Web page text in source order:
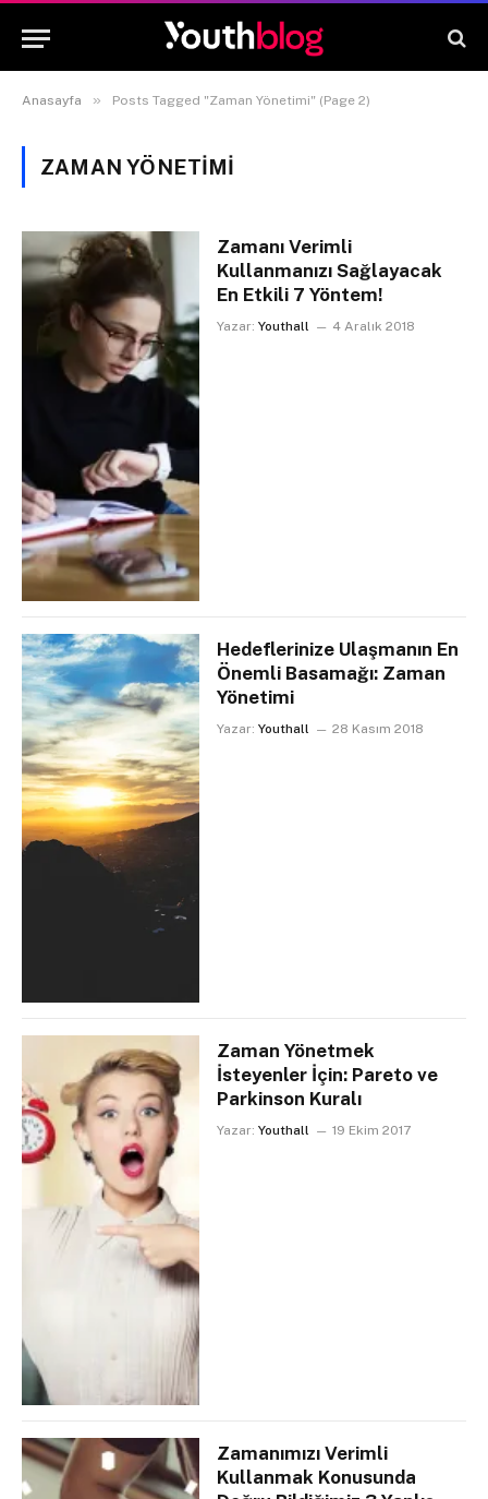
Anasayfa » Posts Tagged "Zaman Yönetimi" (Page 2)
ZAMAN YÖNETIMI
Zamanı Verimli
Kullanmanızı Sağlayacak
En Etkili 7 Yöntem!
Yazar: Youthall 4 Aralık 2018
Hedeflerinize Ulaşmanın En
Önemli Basamağı: Zaman
Yönetimi
Yazar: Youthall 28 Kasım 2018
Zaman Yönetmek
İsteyenler İçin: Pareto ve
Parkinson Kuralı
Yazar: Youthall 19 Ekim 2017
Zamanımızı Verimli
Kullanmak Konusunda